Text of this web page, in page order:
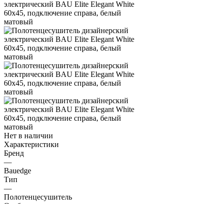
Нет в наличии
Характеристики
Бренд
—
Bauedge
Тип
—
Полотенцесушитель